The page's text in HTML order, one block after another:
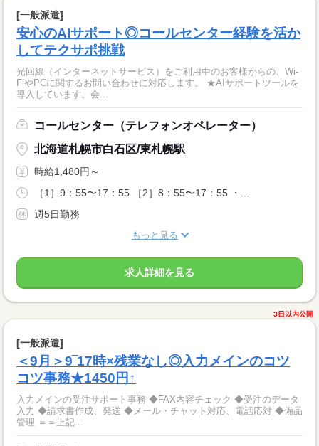
[一般派遣]
安心のAIサポート◎コールセンター経験を活か
してテクサポ挑戦
光回線（インターネットサービス）をご利用中のお客様からの、Wi-
FiやPCに関するお問い合わせに対応します。 ★AIサポートツールを
導入しています。会...
コールセンター（テレフォンオペレーター）
北海道札幌市白石区/東札幌駅
時給1,480円～
［1］9：55〜17：55 ［2］8：55〜17：55 ・...
週5日勤務
もっと見る
求人詳細を見る
3日以内公開
[一般派遣]
＜9月＞9‾17時×残業なし◎入力メインのコツ
コツ事務★1450円↑
入力メインの受注サポート事務 ◆FAX内容チェック ◆受注のデータ
入力 ◆請求書作成、発送 ◆メール・チャット対応、電話応対 ◆備品
管理 ＝＝上記...